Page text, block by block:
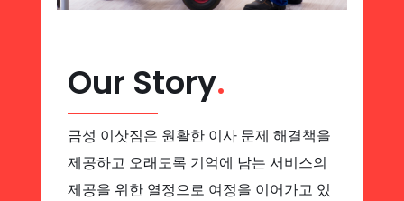
Our Story.
금성 이삿짐은 원활한 이사 문제 해결책을
제공하고 오래도록 기억에 남는 서비스의
제공을 위한 열정으로 여정을 이어가고 있